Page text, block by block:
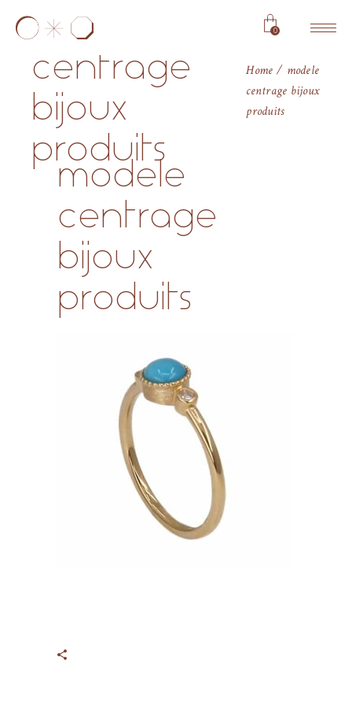
0
modele
centrage
bijoux
produits
Home
modele
centrage bijoux
produits
modele
centrage
bijoux
produits